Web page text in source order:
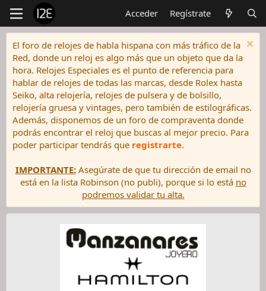
Acceder Regístrate
El foro de relojes de habla hispana con más tráfico de la
Red, donde un reloj es algo más que un objeto que da la
hora. Relojes Especiales es el punto de referencia para
hablar de relojes de todas las marcas, desde Rolex hasta
Seiko, alta relojería, relojes de pulsera y de bolsillo,
relojería gruesa y vintages, pero también de estilográficas.
Además, disponemos de un foro de compraventa donde
podrás encontrar el reloj que buscas al mejor precio. Para
poder participar tendrás que registrarte.
IMPORTANTE:Asegúrate de que tu dirección de email no
está en la lista Robinson (no publi), porque si lo está no
podremos validar tu alta.